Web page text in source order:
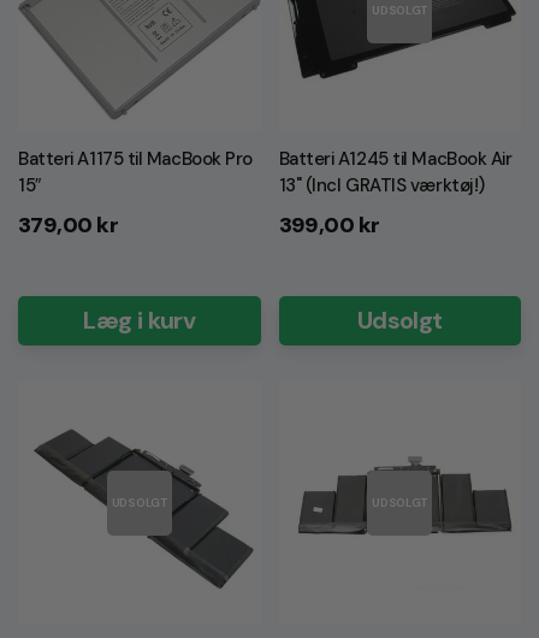
Batteri A1175 til MacBook Pro
15″
Normalpris
379,00 kr
Læg i kurv
UDSOLGT
Batteri A1245 til MacBook Air
13" (Incl GRATIS værktøj!)
Normalpris
399,00 kr
Udsolgt
UDSOLGT UDSOLGT